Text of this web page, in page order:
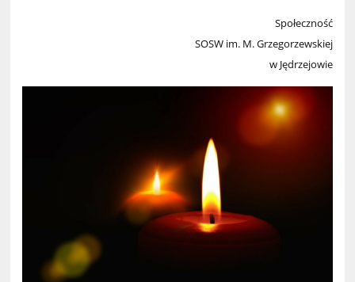
Społeczność
SOSW im. M. Grzegorzewskiej
w Jędrzejowie